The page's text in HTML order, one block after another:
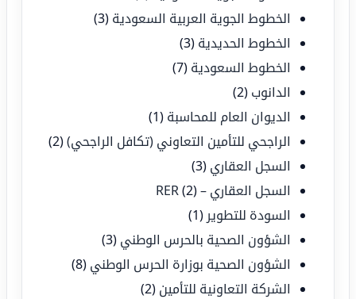
الخطوط الجوية العربية السعودية (3)
الخطوط الحديدية (3)
الخطوط السعودية (7)
الدانوب (2)
الديوان العام للمحاسبة (1)
الراجحي للتأمين التعاوني (تكافل الراجحي)(2)
السجل العقاري (3)
السجل العقاري – RER(2)
السودة للتطوير (1)
الشؤون الصحية بالحرس الوطني (3)
الشؤون الصحية بوزارة الحرس الوطني (8)
الشركة التعاونية للتأمين (2)